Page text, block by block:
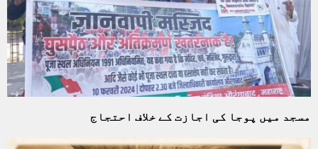
مسجد میں پوجا کی اجازت کے خلاف احتجاج